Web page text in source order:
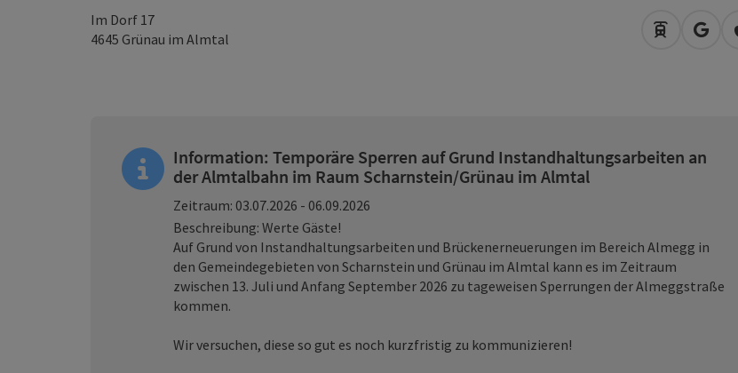
Im Dorf 17
4645 Grünau im Almtal Anreise
in
Information: Temporäre Sperren auf Grund Instandhaltungsarbeiten an
der Almtalbahn im Raum Scharnstein/Grünau im Almtal
Zeitraum: 03.07.2026 - 06.09.2026
Beschreibung: Werte Gäste!
Auf Grund von Instandhaltungsarbeiten und Brückenerneuerungen im Bereich Almegg in
den Gemeindegebieten von Scharnstein und Grünau im Almtal kann es im Zeitraum
zwischen 13. Juli und Anfang September 2026 zu tageweisen Sperrungen der Almeggstraße
kommen.
Wir versuchen, diese so gut es noch kurzfristig zu kommunizieren!